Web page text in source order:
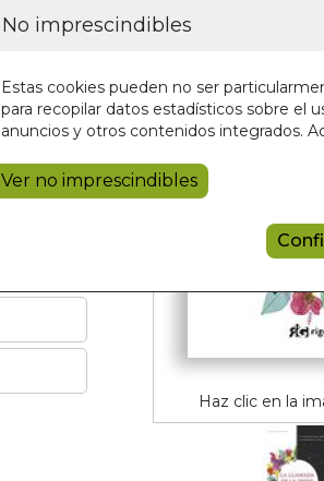
No imprescindibles
Estas cookies pueden no ser
para recopilar datos estadísticos sobre el
anuncios y otros contenidos integrados.
Ver no imprescindibles
Haz clic en la